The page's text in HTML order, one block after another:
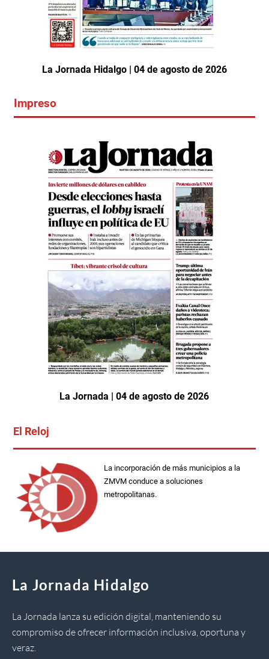
La Jornada Hidalgo | 04 de agosto de 2026
Impreso
La Jornada | 04 de agosto de 2026
El Reloj
La incorporación de más municipios a la
ZMVM conduce a soluciones
metropolitanas.
La Jornada Hidalgo
La Jornada lanza su edición digital, manteniendo su
compromiso de ofrecer información inclusiva, oportuna y
veraz.